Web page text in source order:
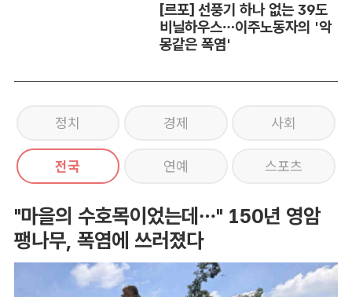
[르포] 선풍기 하나 없는 39도
비닐하우스…이주노동자의 '악
몽같은 폭염'
정치 경제 사회
전국 연예 스포츠
"마을의 수호목이었는데…" 150년 영암
팽나무, 폭염에 쓰러졌다